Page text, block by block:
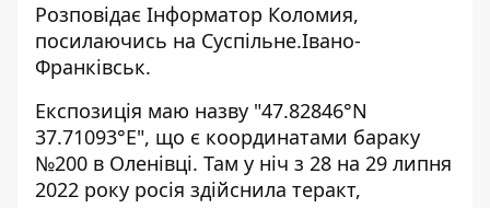
Розповідає Інформатор Коломия,
посилаючись на Суспільне.Івано-
Франківськ.
Експозиція маю назву "47.82846°N
37.71093°E", що є координатами бараку
№200 в Оленівці. Там у ніч з 28 на 29 липня
2022 року росія здійснила теракт,